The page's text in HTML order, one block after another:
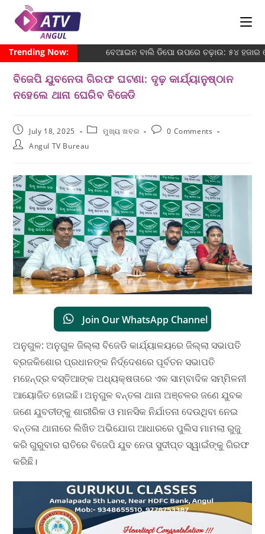
Trending Now: ବେଆଇନ ବାଲି ଡିପୋ ଉପରେ ଚଢ଼ାଉ: ୫୪ ହଜାର
ବିଜେପି ଯୁବନେତା ଗିରଫ ଘଟଣା: ଦୃଢ଼ କାର୍ଯ୍ୟାନୁଷ୍ଠାନ
ନହେଲେ ଥାନା ଘେରିବ ବିଜେଡି
July 18, 2025 ମୁଖ୍ୟ ଖବର
0 Comments
Angul TV Bureau
Join Our WhatsApp Channel
ଅନୁଗୁଳ: ଅନୁଗୁଳ ଜିଲ୍ଲା ବିଜେଡି କାର୍ଯ୍ୟାଳୟରେ ଜିଲ୍ଲା ସଭାପତି
ବ୍ରଜକିଶୋର ପ୍ରଧାନଙ୍କ ନିର୍ଦ୍ଦେଶରେ ପୂର୍ବତନ ସଭାପତି
ମହେନ୍ଦ୍ର ବସ୍ତିଆଙ୍କ ଅଧ୍ୟକ୍ଷତାରେ ଏକ ସାମ୍ବାଦିକ ସମ୍ମିଳନୀ
ଆୟୋଜିତ ହୋଇଛି। ଅନୁଗୁଳ ବନ୍ତଳା ଥାନା ଅଞ୍ଚଳର ଜଣେ ଯୁବକ
ଜଣେ ଯୁବତୀଙ୍କୁ ଶାରୀରିକ ଓ ମାନସିକ ନିର୍ଯାତନା ଦେଉଥିବା ନେଇ
ବନ୍ତଳା ଥାନାରେ ଲିଖିତ ଅଭିଯୋଗ ଆଧାରରେ ପୁଲିସ ମାମଲା ରୁଜୁ
କରି ଗୁରୁବାର ରାତିରେ ବିଜେପି ଯୁବ ନେତା ସୁଦୀପ୍ତ ସ୍ୱାଇଁଙ୍କୁ ଗିରଫ
କରିଛି।